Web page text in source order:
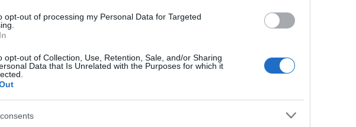
opt-out of processing my Personal Data for Targeted
opt-out of Collection, Use, Retention, Sale, and/or Sharing
Data that Is Unrelated with the Purposes for which it
református iskoláját
Látványos építési szakasz indult
be a Flórián téri felüljárón